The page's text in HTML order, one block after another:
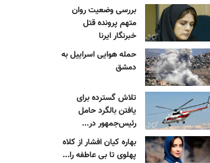
بررسی وضعیت روان
متهم پرونده قتل
خبرنگار ایرنا
حمله هوایی اسراییل به
دمشق
تلاش گسترده برای
یافتن بالگرد حامل
رئیس‌جمهور در...
بهاره کیان افشار از کلاه
پهلوی تا بی عاطفه را...